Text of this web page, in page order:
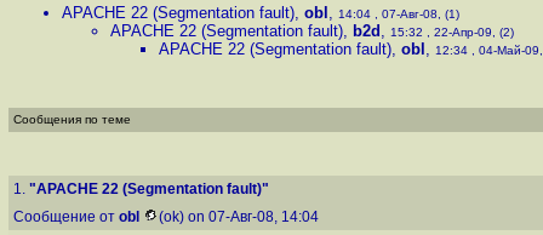
APACHE 22 (Segmentation fault), obl , 14:04 , 07-Авг-08, (1)
APACHE 22 (Segmentation fault), b2d , 15:32 , 22-Апр-09, (2)
APACHE 22 (Segmentation fault), obl , 12:34 , 04-Май-
Сообщения по теме
1. "APACHE 22 (Segmentation fault)"
Сообщение от obl (ok) on 07-Авг-08, 14:04